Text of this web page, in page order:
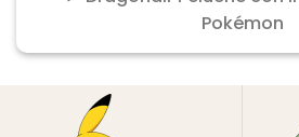
Pokémon